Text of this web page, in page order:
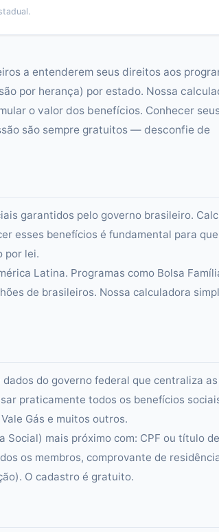
a entenderem seus direitos aos
por herança) por estado. Nossa
o valor dos benefícios. Conhecer
são sempre gratuitos — desconfie de
garantidos pelo governo brasileiro.
esses benefícios é fundamental para que
por lei.
Latina. Programas como Bolsa
de brasileiros. Nossa calculadora
do governo federal que centraliza as
praticamente todos os benefícios
Gás e muitos outros.
Social) mais próximo com: CPF ou título de
os membros, comprovante de
O cadastro é gratuito.